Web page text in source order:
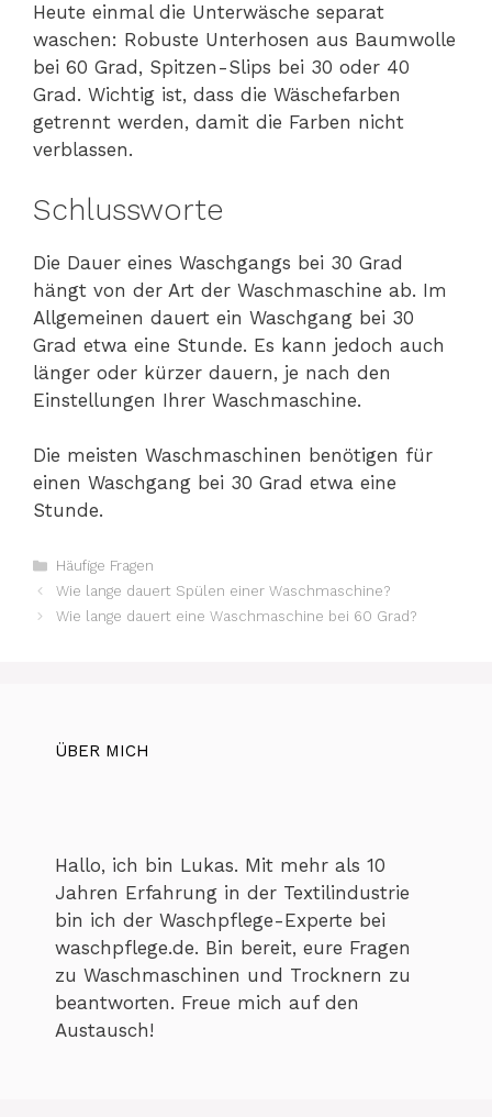
Heute einmal die Unterwäsche separat
waschen: Robuste Unterhosen aus Baumwolle
bei 60 Grad, Spitzen-Slips bei 30 oder 40
Grad. Wichtig ist, dass die Wäschefarben
getrennt werden, damit die Farben nicht
verblassen.
Schlussworte
Die Dauer eines Waschgangs bei 30 Grad
hängt von der Art der Waschmaschine ab. Im
Allgemeinen dauert ein Waschgang bei 30
Grad etwa eine Stunde. Es kann jedoch auch
länger oder kürzer dauern, je nach den
Einstellungen Ihrer Waschmaschine.
Die meisten Waschmaschinen benötigen für
einen Waschgang bei 30 Grad etwa eine
Stunde.
Kategorien
Häufige Fragen
Wie lange dauert Spülen einer Waschmaschine?
Wie lange dauert eine Waschmaschine bei 60 Grad?
ÜBER MICH
Hallo, ich bin Lukas. Mit mehr als 10
Jahren Erfahrung in der Textilindustrie
bin ich der Waschpflege-Experte bei
waschpflege.de. Bin bereit, eure Fragen
zu Waschmaschinen und Trocknern zu
beantworten. Freue mich auf den
Austausch!